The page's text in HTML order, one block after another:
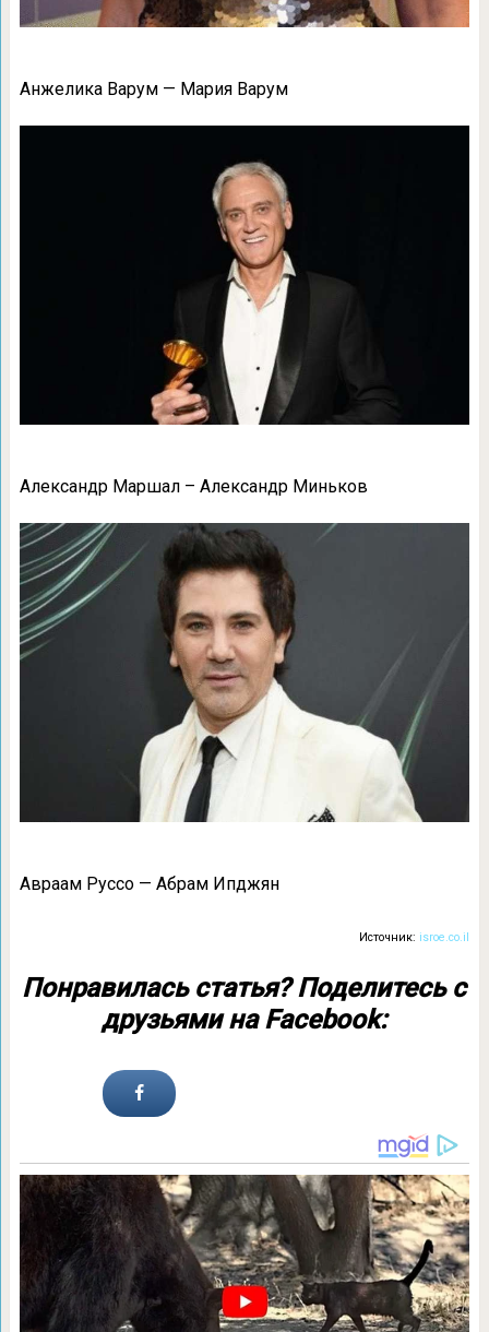
Анжелика Варум — Мария Варум
Александр Маршал – Александр Миньков
Авраам Руссо — Абрам Ипджян
Источник: isroe.co.il
Понравилась статья? Поделитесь с
друзьями на Facebook: